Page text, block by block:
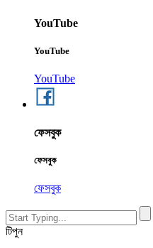
YouTube
YouTube
YouTube
ফেসবুক
ফেসবুক
ফেসবুক
টিপুন